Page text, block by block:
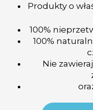
Produkty o
100%
100%
Nie